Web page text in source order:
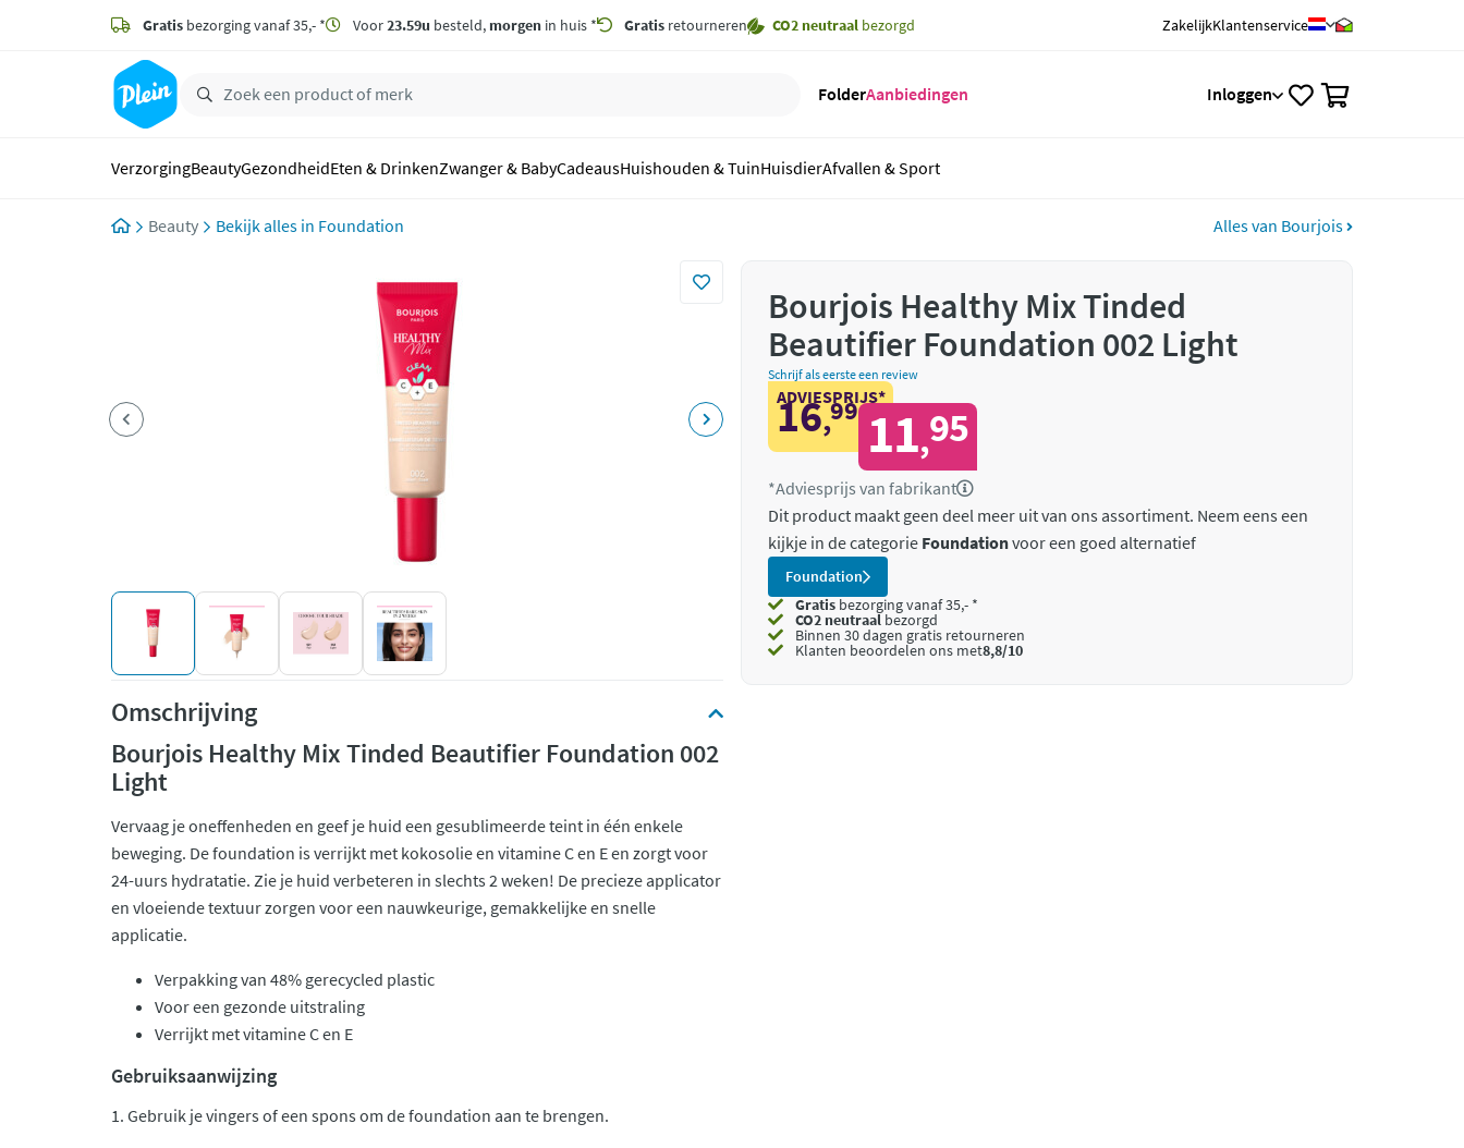
zoeken
hoofdinhoud
Gratis bezorging vanaf 35,- * Voor23.59u besteld, morgen in huis * Gratis retourneren CO2 neutraal bezorgd ZakelijkKlantenservice
FolderAanbiedingen Inloggen
VerzorgingBeautyGezondheidEten & DrinkenZwanger & BabyCadeausHuishouden & TuinHuisdierAfvallen & Sport
Beauty Foundation Alles van Bourjois
Omschrijving
Bourjois Healthy Mix Tinded Beautifier Foundation 002
Light
Vervaag je oneffenheden en geef je huid een gesublimeerde teint in één enkele
beweging. De foundation is verrijkt met kokosolie en vitamine C en E en zorgt voor
24-uurs hydratatie. Zie je huid verbeteren in slechts 2 weken! De precieze applicator
en vloeiende textuur zorgen voor een nauwkeurige, gemakkelijke en snelle
applicatie.
Verpakking van 48% gerecycled plastic
Voor een gezonde uitstraling
Verrijkt met vitamine C en E
Gebruiksaanwijzing
1. Gebruik je vingers of een spons om de foundation aan te brengen.
Bourjois Healthy Mix Tinded
Beautifier Foundation 002 Light
Schrijf als eerste een review
ADVIESPRIJS*
16,99 11,95
*Adviesprijs van fabrikant
Dit product maakt geen deel meer uit van ons assortiment. Neem eens een
kijkje in de categorie Foundationvoor een goed alternatief
Foundation
Gratis bezorging vanaf 35,- *
CO2 neutraalbezorgd
Binnen 30 dagen gratis retourneren
Klanten beoordelen ons met8,8/10